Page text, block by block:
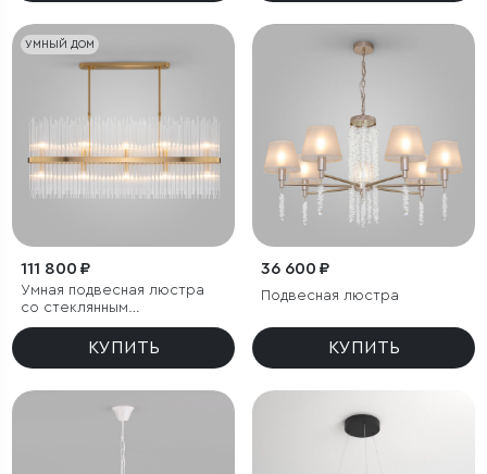
УМНЫЙ ДОМ
111 800 ₽
Умная подвесная люстра
со стеклянным
рассеивателем
КУПИТЬ
36 600 ₽
Подвесная люстра
КУПИТЬ